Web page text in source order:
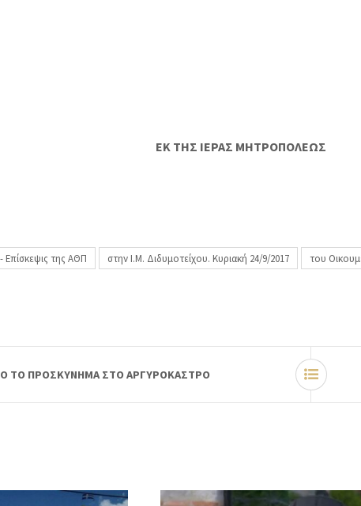
ΕΚ ΤΗΣ ΙΕΡΑΣ ΜΗΤΡΟΠΟΛΕΩΣ
Επίσκεψις της ΑΘΠ στην Ι.Μ. Διδυμοτείχου. Κυριακή 24/9/2017 του
ΤΟ ΠΡΟΣΚΥΝΗΜΑ ΣΤΟ ΑΡΓΥΡΟΚΑΣΤΡΟ